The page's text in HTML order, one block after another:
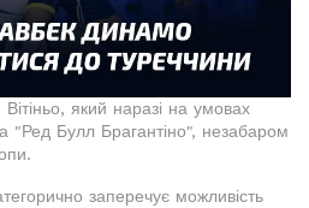
який наразі на умовах
"Ред Булл Брагантіно", незабаром
заперечує можливість